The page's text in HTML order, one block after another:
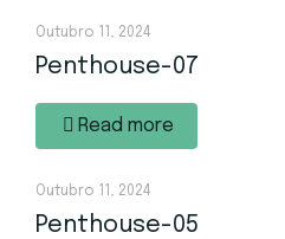
Outubro 11, 2024
Penthouse-07
Read more
Outubro 11, 2024
Penthouse-05